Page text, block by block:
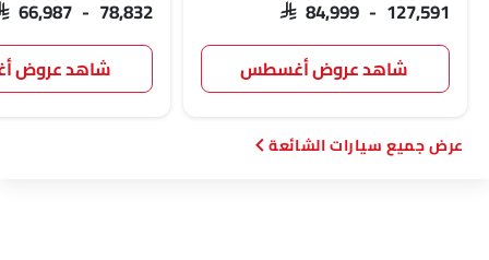
SAR 84,999 - 127,591
شاهد عروض أغسطس
66,987 - 78,832
شاهد عروض
سيارات الشائعة